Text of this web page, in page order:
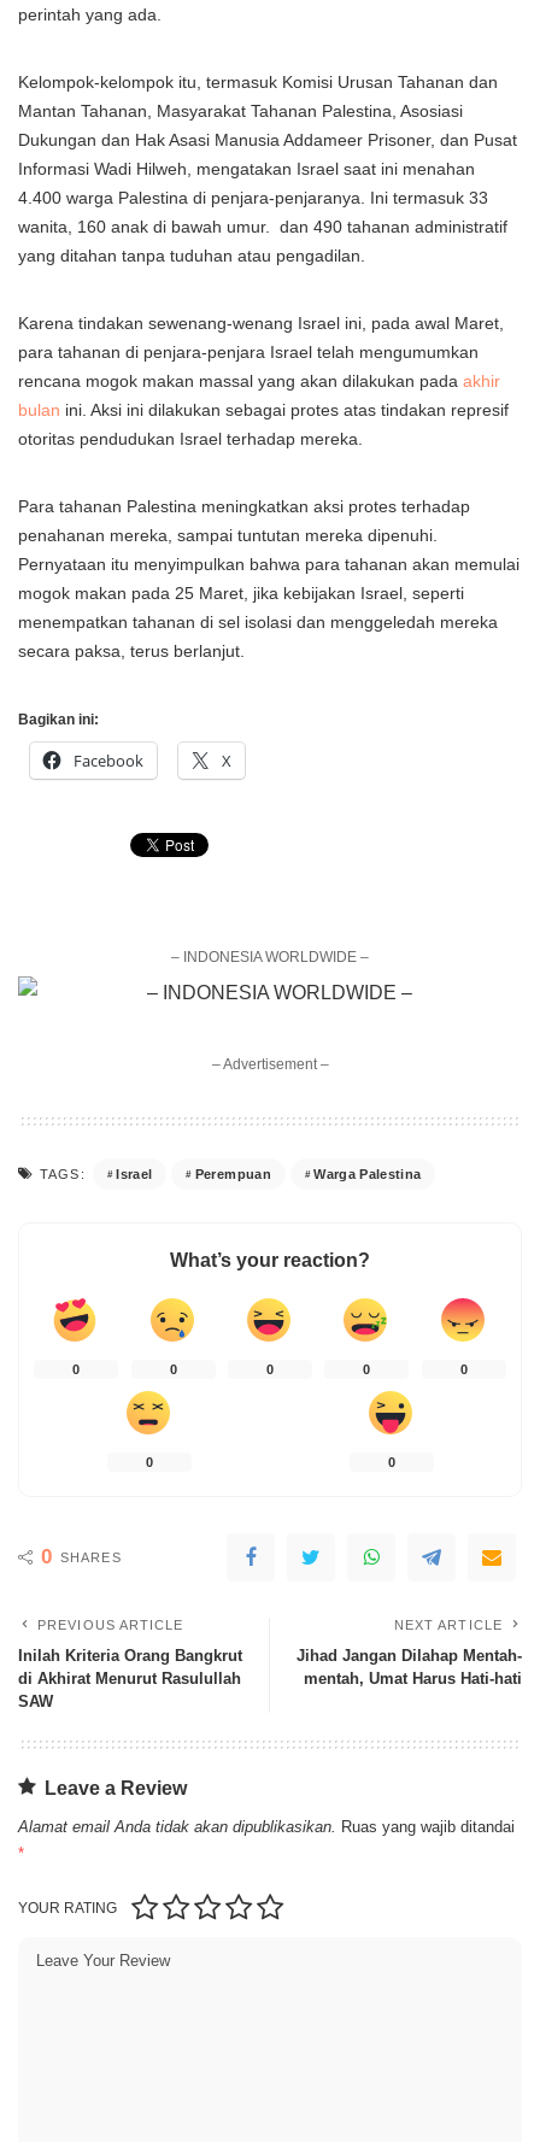
perintah yang ada.
Kelompok-kelompok itu, termasuk Komisi Urusan Tahanan dan
Mantan Tahanan, Masyarakat Tahanan Palestina, Asosiasi
Dukungan dan Hak Asasi Manusia Addameer Prisoner, dan Pusat
Informasi Wadi Hilweh, mengatakan Israel saat ini menahan
4.400 warga Palestina di penjara-penjaranya. Ini termasuk 33
wanita, 160 anak di bawah umur. dan 490 tahanan administratif
yang ditahan tanpa tuduhan atau pengadilan.
Karena tindakan sewenang-wenang Israel ini, pada awal Maret,
para tahanan di penjara-penjara Israel telah mengumumkan
rencana mogok makan massal yang akan dilakukan pada akhir
bulan ini. Aksi ini dilakukan sebagai protes atas tindakan represif
otoritas pendudukan Israel terhadap mereka.
Para tahanan Palestina meningkatkan aksi protes terhadap
penahanan mereka, sampai tuntutan mereka dipenuhi.
Pernyataan itu menyimpulkan bahwa para tahanan akan memulai
mogok makan pada 25 Maret, jika kebijakan Israel, seperti
menempatkan tahanan di sel isolasi dan menggeledah mereka
secara paksa, terus berlanjut.
Bagikan ini:
Facebook X
– INDONESIA WORLDWIDE –
– Advertisement –
TAGS: Israel Perempuan Warga Palestina
What’s your reaction?
0 0 0 0 0
0 0
0 SHARES
PREVIOUS ARTICLE
Inilah Kriteria Orang Bangkrut
di Akhirat Menurut Rasulullah
SAW
NEXT ARTICLE
Jihad Jangan Dilahap Mentah-
mentah, Umat Harus Hati-hati
Leave a Review
Alamat email Anda tidak akan dipublikasikan. Ruas yang wajib ditandai
*
YOUR RATING